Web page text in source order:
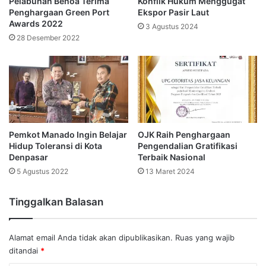
Penghargaan Green Port
Awards 2022
28 Desember 2022
Ekspor Pasir Laut
3 Agustus 2024
Pemkot Manado Ingin Belajar
Hidup Toleransi di Kota
Denpasar
5 Agustus 2022
OJK Raih Penghargaan
Pengendalian Gratifikasi
Terbaik Nasional
13 Maret 2024
Tinggalkan Balasan
Alamat email Anda tidak akan dipublikasikan. Ruas yang wajib
ditandai *